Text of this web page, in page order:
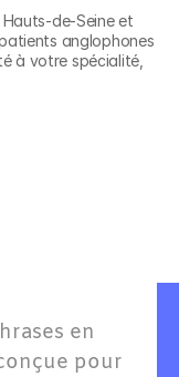
de-Seine et
anglophones
à votre spécialité,
en
pour